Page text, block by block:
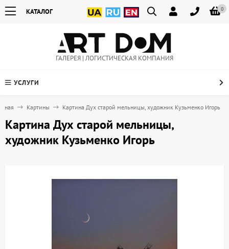
0
КАТАЛОГ
ГАЛЕРЕЯ | ЛОГИСТИЧЕСКАЯ КОМПАНИЯ
УСЛУГИ
Картины Картина Дух старой мельницы, художник Кузьменко Игорь
Картина Дух старой мельницы,
художник Кузьменко Игорь